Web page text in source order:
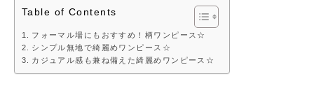
Table of Contents
フォーマル場にもおすすめ！柄ワンピース☆
シンプル無地で綺麗めワンピース☆
カジュアル感も兼ね備えた綺麗めワンピース☆